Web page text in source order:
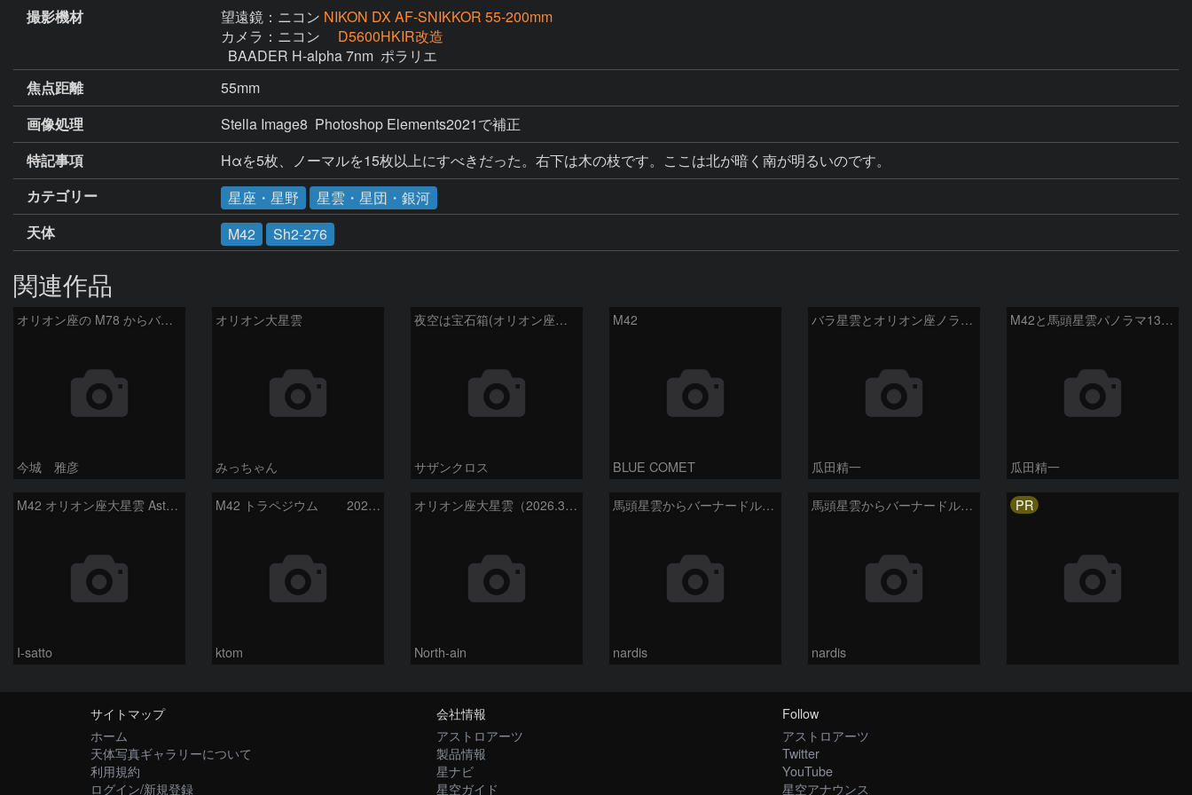
撮影機材 望遠鏡：ニコン NIKON DX AF-SNIKKOR 55-200mm
カメラ：ニコン
D5600HKIR改造
  BAADER H-alpha 7nm  ポラリエ
焦点距離
55mm
画像処理
Stella Image8  Photoshop Elements2021で補正
特記事項
Hαを5枚、ノーマルを15枚以上にすべきだった。右下は木の枝です。ここは北が暗く南が明るいのです。
カテゴリー
星座・星野
星雲・星団・銀河
天体
M42 Sh2-276
関連作品
オリオン座の M78 からバーナードループをまたいで LDN1622あたり
今城 雅彦
オリオン大星雲
みっちゃん
夜空は宝石箱(オリオン座大星雲 M42) Seestar50
サザンクロス
M42
BLUE COMET
バラ星雲とオリオン座ノラマ50mm
瓜田精一
M42と馬頭星雲パノラマ135mm
瓜田精一
M42 オリオン座大星雲 AstroTracer Type3の威力
I-satto
M42 トラペジウム 2026-3-14
ktom
オリオン座大星雲（2026.3.15）
North-ain
馬頭星雲からバーナードループ 2026/03/12
nardis
馬頭星雲からバーナードループ 2026/03/12
nardis
PR
サイトマップ
ホーム
天体写真ギャラリーについて
利用規約
ログイン/新規登録
会社情報
アストロアーツ
製品情報
星ナビ
星空ガイド
Follow
アストロアーツ
Twitter
YouTube
星空アナウンス